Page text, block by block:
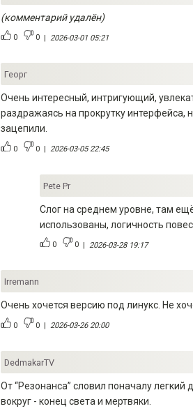
(комментарий удалён)
0 0 | 2026-03-01 05:21
Георг
Очень интересный, интригующий,
раздражаясь на прокрутку интерфейса,
зацепили.
0 0 |2026-03-05 22:45
Pete Pr
Слог на среднем уровне, там
использованы, логичность
0 0 | 2026-03-28 19:17
Irremann
Очень хочется версию под линукс. Не
0 0 |2026-03-26 20:00
DedmakarTV
От “Резонанса” словил поначалу
вокруг - конец света и мертвяки.